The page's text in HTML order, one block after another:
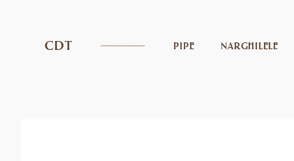
CDT PIPE NARGHILELE